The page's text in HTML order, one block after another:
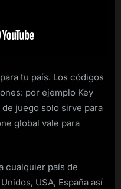
tu país. Los códigos
por ejemplo Key
juego solo sirve para
global vale para
cualquier país de
USA, España así